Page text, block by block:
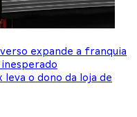
expande a franquia
o dono da loja de